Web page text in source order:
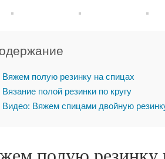
Вяжем полую резинку на спицах
Вязание полой резинки по кругу
Видео: Вяжем спицами двойную